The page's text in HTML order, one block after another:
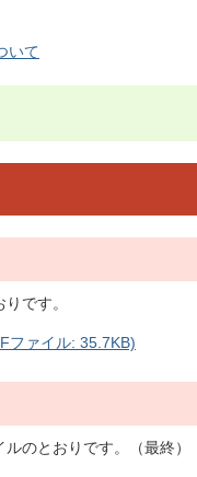
いて
です。
ファイル: 35.7KB)
のとおりです。（最終）